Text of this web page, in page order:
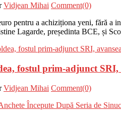
Vidjean Mihai Comment(0)
pentru a achiziționa yeni, fără a
Lagarde, președinta BCE, și
fostul prim-adjunct
Vidjean Mihai Comment(0)